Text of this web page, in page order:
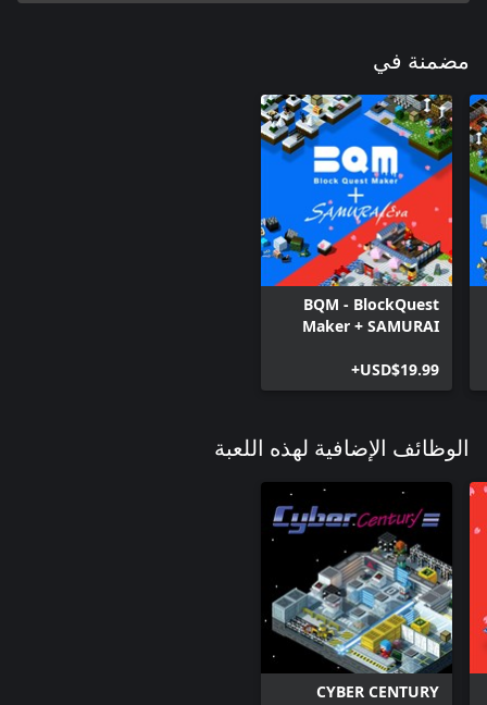
مضمنة في
BQM - BlockQuest
Maker + SAMURAI
USD$19.99+
الوظائف الإضافية لهذه اللعبة
CYBER CENTURY